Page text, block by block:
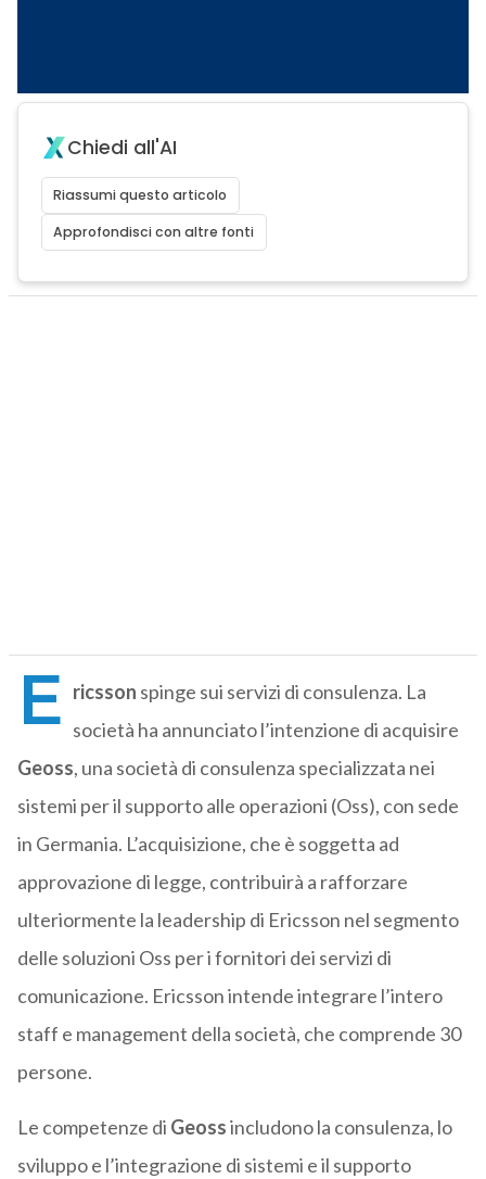
Chiedi all'AI
Riassumi questo articolo
Approfondisci con altre fonti
E ricsson spinge sui servizi di consulenza. La
società ha annunciato l’intenzione di acquisire
Geoss, una società di consulenza specializzata nei
sistemi per il supporto alle operazioni (Oss), con sede
in Germania. L’acquisizione, che è soggetta ad
approvazione di legge, contribuirà a rafforzare
ulteriormente la leadership di Ericsson nel segmento
delle soluzioni Oss per i fornitori dei servizi di
comunicazione. Ericsson intende integrare l’intero
staff e management della società, che comprende 30
persone.
Le competenze di Geossincludono la consulenza, lo
sviluppo e l’integrazione di sistemi e il supporto